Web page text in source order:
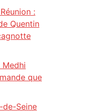
:
Quentin
que
de-Seine